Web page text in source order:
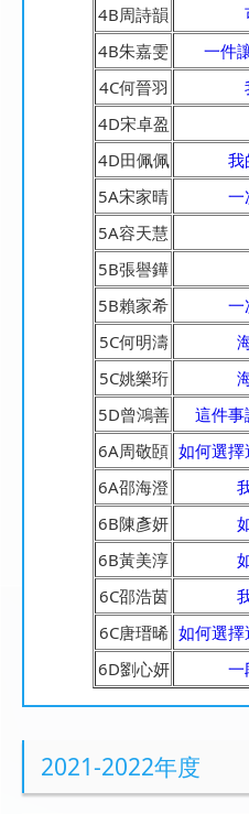
4B周詩韻
4B朱嘉雯
一件
4C何晉羽
4D宋卓盈
4D田佩佩
5A宋家晴
一
5A容天慧
5B張譽鏵
5B賴家希
一
5C何明濤
5C姚樂珩
5D曾鴻善
這件事
6A周敬頣 如何選
6A邵海澄
6B陳彥妍
6B黃美淳
6C邵浩茵
6C唐瑨晞 如何選
6D劉心妍
一
2021-2022年度